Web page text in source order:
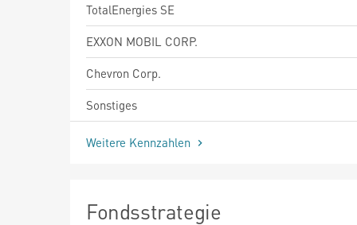
TotalEnergies SE
EXXON MOBIL CORP.
Chevron Corp.
Sonstiges
Weitere Kennzahlen
Fondsstrategie